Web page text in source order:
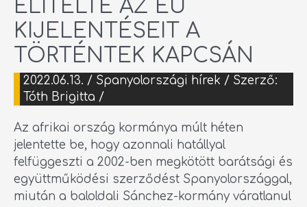
ELÍTÉLTE AZ EU
KIJELENTÉSEIT A
TÖRTÉNTEK KAPCSÁN
2022.06.13. / Spanyolországi hírek / Szerző:
Tóth Brigitta /
Az afrikai ország kormánya múlt héten
jelentette be, hogy azonnali hatállyal
felfüggeszti a 2002-ben megkötött barátsági és
együttműködési szerződést Spanyolországgal,
miután a baloldali Sánchez-kormány váratlanul